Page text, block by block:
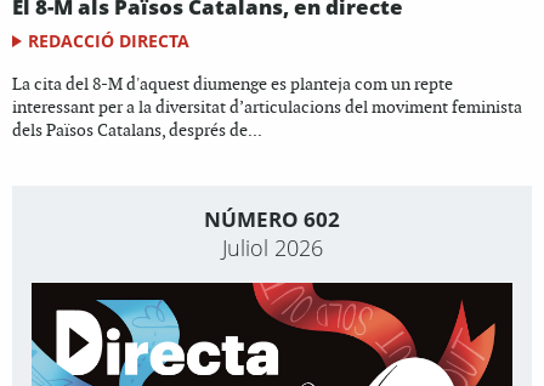
El 8-M als Països Catalans, en directe
REDACCIÓ DIRECTA
La cita del 8-M d'aquest diumenge es planteja com un repte
interessant per a la diversitat d’articulacions del moviment feminista
dels Països Catalans, després de...
NÚMERO 602
Juliol 2026